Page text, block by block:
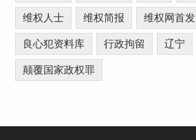
维权人士 维权简报 维权网首发
良心犯资料库 行政拘留 辽宁
颠覆国家政权罪